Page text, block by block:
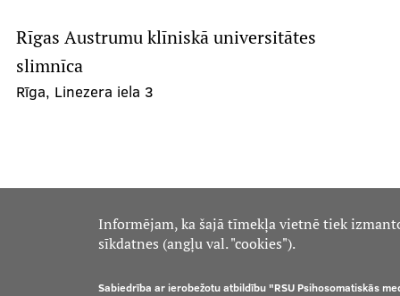
Rīgas Austrumu klīniskā universitātes
slimnīca
Rīga, Linezera iela 3
Informējam, ka šajā tīmekļa vietnē tiek
sīkdatnes (angļu val. "cookies").
Sabiedrība ar ierobežotu atbildību "RSU Psihosomatiskās